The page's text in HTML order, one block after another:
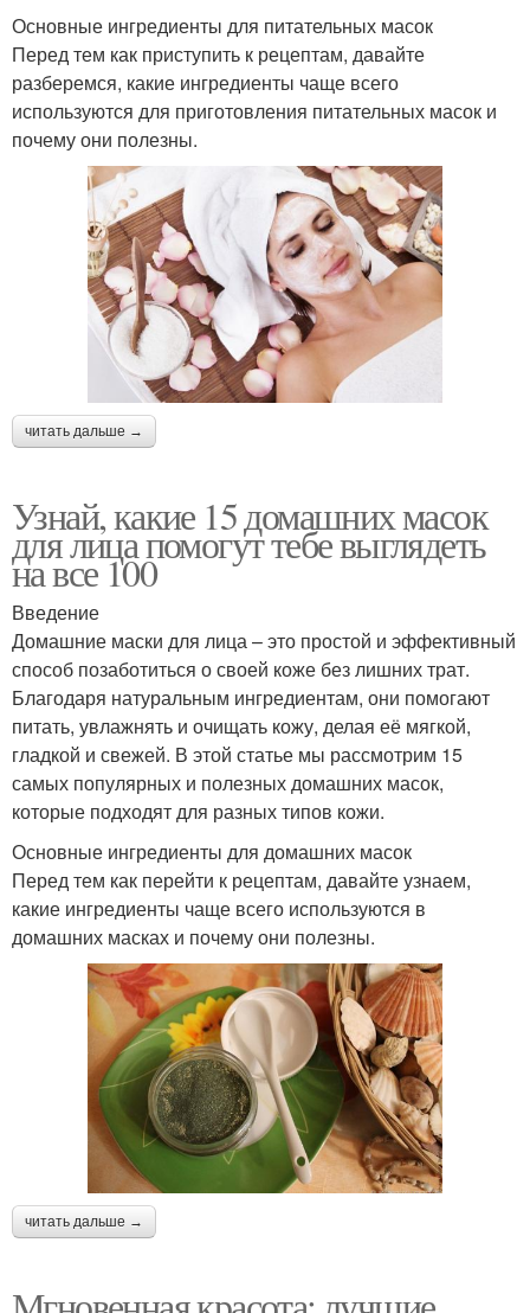
Основные ингредиенты для питательных масок
Перед тем как приступить к рецептам, давайте
разберемся, какие ингредиенты чаще всего
используются для приготовления питательных масок и
почему они полезны.
читать дальше →
Узнай, какие 15 домашних масок
для лица помогут тебе выглядеть
на все 100
Введение
Домашние маски для лица – это простой и эффективный
способ позаботиться о своей коже без лишних трат.
Благодаря натуральным ингредиентам, они помогают
питать, увлажнять и очищать кожу, делая её мягкой,
гладкой и свежей. В этой статье мы рассмотрим 15
самых популярных и полезных домашних масок,
которые подходят для разных типов кожи.
Основные ингредиенты для домашних масок
Перед тем как перейти к рецептам, давайте узнаем,
какие ингредиенты чаще всего используются в
домашних масках и почему они полезны.
читать дальше →